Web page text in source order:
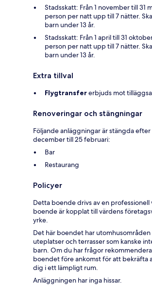
Stadsskatt: Från 1 november till 31
person per natt upp till 7 nätter.
barn under 13 år.
Stadsskatt: Från 1 april till 31
person per natt upp till 7 nätter.
barn under 13 år.
Extra tillval
Flygtransfererbjuds mot
Renoveringar och stängningar
Följande anläggningar är stängda efter
december till 25 februari:
Bar
Restaurang
Policyer
Detta boende drivs av en
boende är kopplat till värdens
yrke.
Det här boendet har utomhusområden
uteplatser och terrasser som kanske
barn. Om du har frågor
boendet före ankomst för att bekräfta
dig i ett lämpligt rum.
Anläggningen har inga hissar.